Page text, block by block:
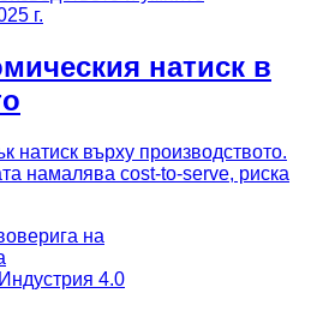
г.
натиск в
натиск върху производството.
намалява cost-to-serve, риска
верига на
Индустрия 4.0